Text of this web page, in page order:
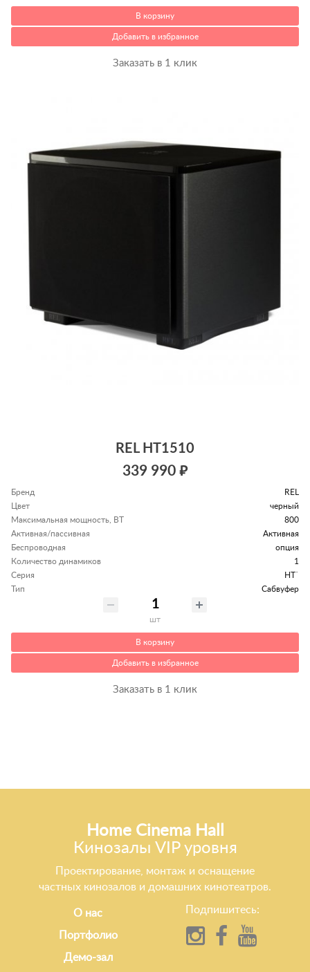
В корзину
Добавить в избранное
Заказать в 1 клик
REL HT1510
339 990 ₽
Бренд
REL
Цвет
черный
Максимальная мощность, ВТ
800
Активная/пассивная
Активная
Беспроводная
опция
Количество динамиков
1
Серия
HT`
Тип
Сабвуфер
шт
В корзину
Добавить в избранное
Заказать в 1 клик
Home Cinema Hall
Кинозалы VIP уровня
Проектирование, монтаж и оснащение
частных кинозалов и домашних кинотеатров.
О нас
Портфолио
Демо-зал
Подпишитесь: